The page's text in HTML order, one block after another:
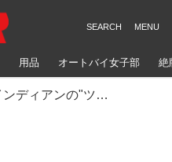
用品 オートバイ女子部 絶
【新車】インディアンの"ツーリングモデル"フラッグシップ「ROADMASTER ELITE」が世界225台限定生産で登場！